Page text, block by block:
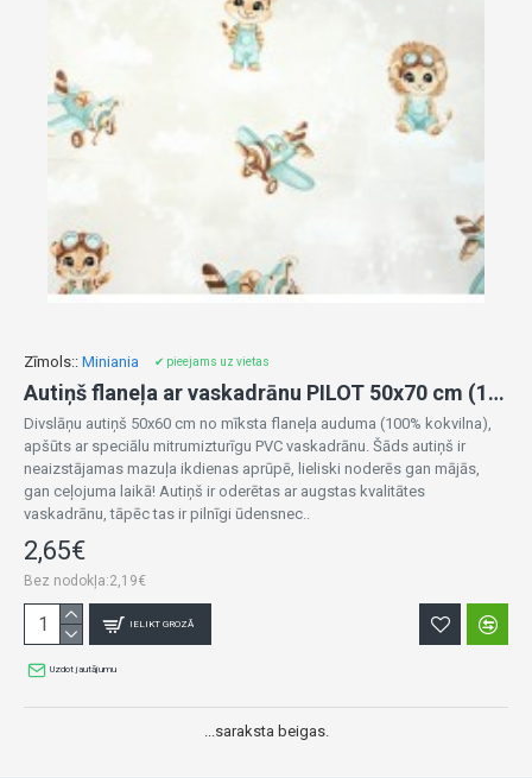
Zīmols:: Miniania ✔ pieejams uz vietas
Autiņš flaneļa ar vaskadrānu PILOT 50x70 cm (1180)
Divslāņu autiņš 50x60 cm no mīksta flaneļa auduma (100% kokvilna),
apšūts ar speciālu mitrumizturīgu PVC vaskadrānu. Šāds autiņš ir
neaizstājamas mazuļa ikdienas aprūpē, lieliski noderēs gan mājās,
gan ceļojuma laikā! Autiņš ir oderētas ar augstas kvalitātes
vaskadrānu, tāpēc tas ir pilnīgi ūdensnec..
2,65€
Bez nodokļa:2,19€
IELIKT GROZĀ
Uzdot jautājumu
...saraksta beigas.